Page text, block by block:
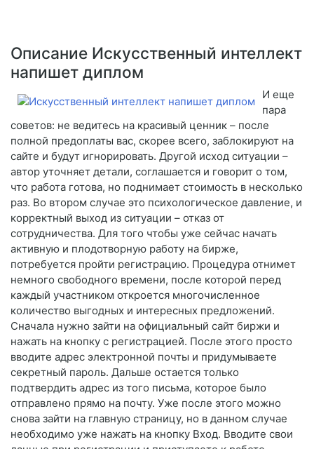
Описание Искусственный интеллект
напишет диплом
И еще
пара
советов: не ведитесь на красивый ценник – после
полной предоплаты вас, скорее всего, заблокируют на
сайте и будут игнорировать. Другой исход ситуации –
автор уточняет детали, соглашается и говорит о том,
что работа готова, но поднимает стоимость в несколько
раз. Во втором случае это психологическое давление, и
корректный выход из ситуации – отказ от
сотрудничества. Для того чтобы уже сейчас начать
активную и плодотворную работу на бирже,
потребуется пройти регистрацию. Процедура отнимет
немного свободного времени, после которой перед
каждый участником откроется многочисленное
количество выгодных и интересных предложений.
Сначала нужно зайти на официальный сайт биржи и
нажать на кнопку с регистрацией. После этого просто
вводите адрес электронной почты и придумываете
секретный пароль. Дальше остается только
подтвердить адрес из того письма, которое было
отправлено прямо на почту. Уже после этого можно
снова зайти на главную страницу, но в данном случае
необходимо уже нажать на кнопку Вход. Вводите свои